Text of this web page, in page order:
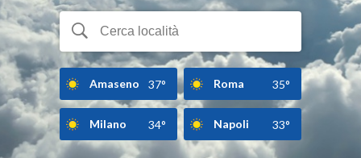
Amaseno 37° Roma 35°
Milano 34° Napoli 33°